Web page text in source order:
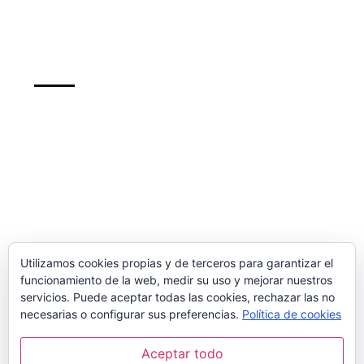
Newsletter
inscribete para mantenerte al dia de nuestros
cursos y de las ofertas
Utilizamos cookies propias y de terceros para garantizar el
funcionamiento de la web, medir su uso y mejorar nuestros
servicios. Puede aceptar todas las cookies, rechazar las no
necesarias o configurar sus preferencias. Política de cookies
Aceptar todo